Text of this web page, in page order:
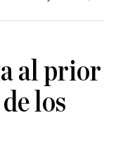
al prior
los